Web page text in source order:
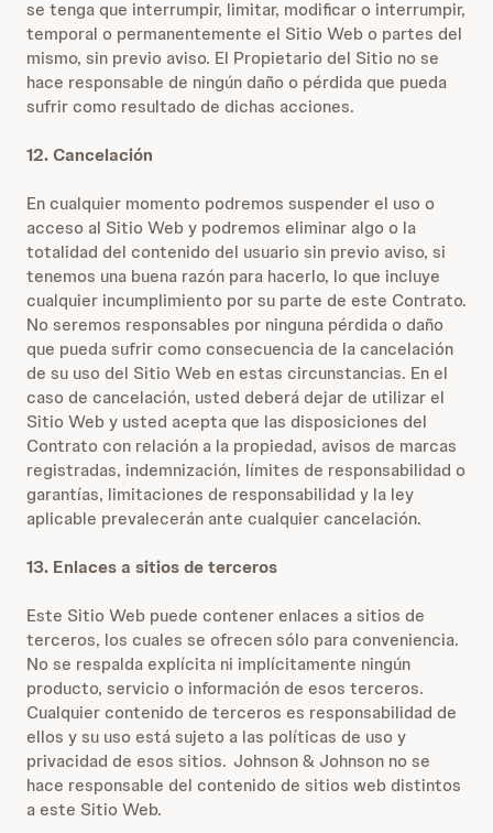
se tenga que interrumpir, limitar, modificar o interrumpir,
temporal o permanentemente el Sitio Web o partes del
mismo, sin previo aviso. El Propietario del Sitio no se
hace responsable de ningún daño o pérdida que pueda
sufrir como resultado de dichas acciones.
12. Cancelación
En cualquier momento podremos suspender el uso o
acceso al Sitio Web y podremos eliminar algo o la
totalidad del contenido del usuario sin previo aviso, si
tenemos una buena razón para hacerlo, lo que incluye
cualquier incumplimiento por su parte de este Contrato.
No seremos responsables por ninguna pérdida o daño
que pueda sufrir como consecuencia de la cancelación
de su uso del Sitio Web en estas circunstancias. En el
caso de cancelación, usted deberá dejar de utilizar el
Sitio Web y usted acepta que las disposiciones del
Contrato con relación a la propiedad, avisos de marcas
registradas, indemnización, límites de responsabilidad o
garantías, limitaciones de responsabilidad y la ley
aplicable prevalecerán ante cualquier cancelación.
13. Enlaces a sitios de terceros
Este Sitio Web puede contener enlaces a sitios de
terceros, los cuales se ofrecen sólo para conveniencia.
No se respalda explícita ni implícitamente ningún
producto, servicio o información de esos terceros.
Cualquier contenido de terceros es responsabilidad de
ellos y su uso está sujeto a las políticas de uso y
privacidad de esos sitios. Johnson & Johnson no se
hace responsable del contenido de sitios web distintos
a este Sitio Web.